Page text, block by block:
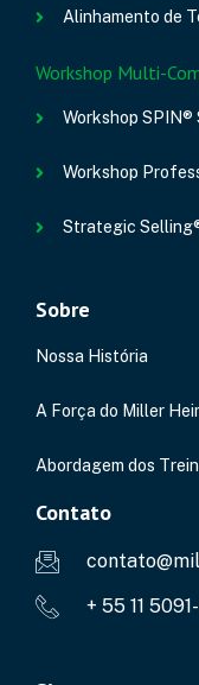
Alinhamento de
Workshop Multi-
Workshop SPIN®
Workshop
Strategic
Sobre
Nossa História
A Força do Miller
Abordagem dos
Contato
+ 55 11